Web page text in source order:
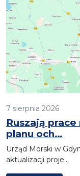
7 sierpnia 2026
Ruszają
planu och…
Urząd Morski w
aktualizacji proje…